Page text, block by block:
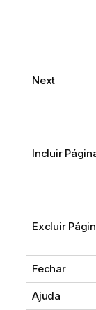
Next
Incluir
Excluir
Fechar
Ajuda